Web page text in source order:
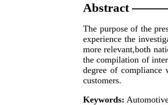
Abstract
The purpose of the
experience the
more relevant,both
the compilation of
degree of compliance
customers.
Keywords: